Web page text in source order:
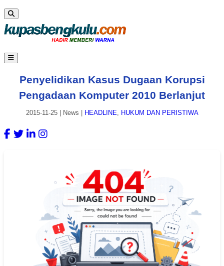
Penyelidikan Kasus Dugaan Korupsi
Pengadaan Komputer 2010 Berlanjut
2015-11-25| News HEADLINE, HUKUM DAN PERISTIWA